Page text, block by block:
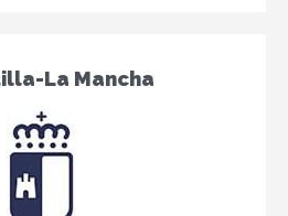
La Mancha